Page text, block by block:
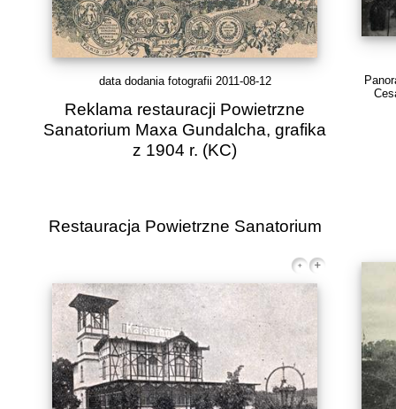
data dodania fotografii 2011-08-12
Reklama restauracji Powietrzne
Sanatorium Maxa Gundalcha, grafika
z 1904 r. (KC)
Restauracja Powietrzne Sanatorium